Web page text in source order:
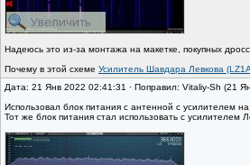
Надеюсь это из-за монтажа на макетке, покупных
Почему в этой схеме Усилитель Шавдара Левкова
Дата: 21 Янв 2022 02:41:31 · Поправил: Vitaliy-Sh (21
Использовал блок питания с антенной с усилителем
Тот же блок питания стал использовать с усилителем